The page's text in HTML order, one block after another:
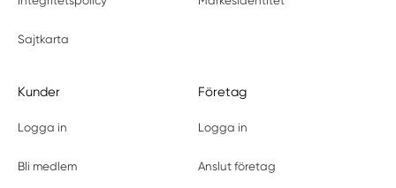
Sajtkarta
Kunder
Logga in
Bli medlem
Företag
Logga in
Anslut företag